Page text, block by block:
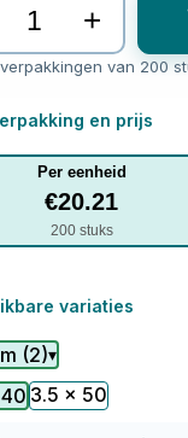
+
van 200
en prijs
Per eenheid
€20.21
200stuks
variaties
(2)▾
3.5 x 50